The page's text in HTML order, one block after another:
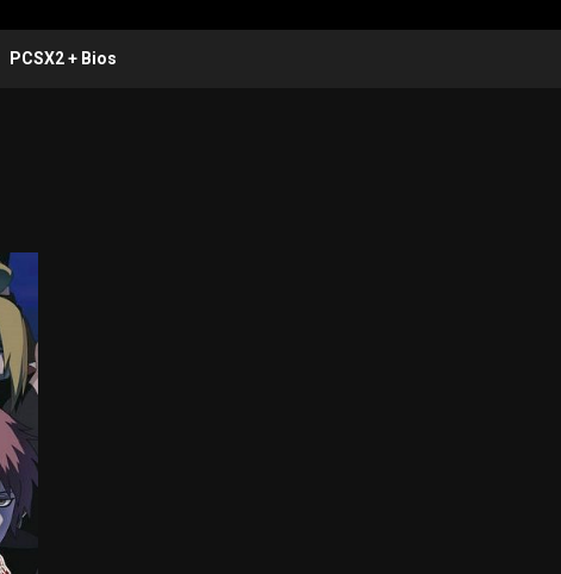
PCSX2 + Bios